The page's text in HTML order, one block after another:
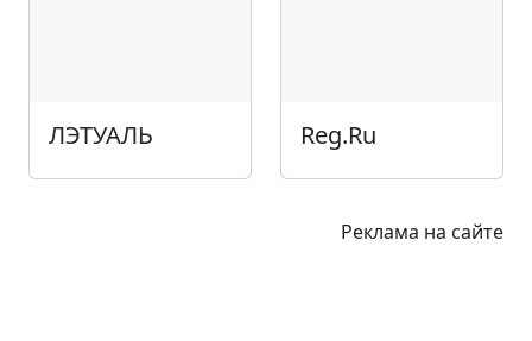
ЛЭТУАЛЬ Reg.Ru
Реклама на сайте